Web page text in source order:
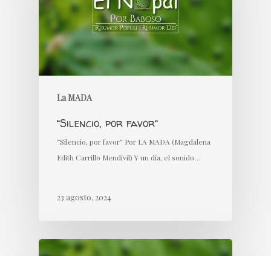
La MADA
“Silencio, por favor”
“Silencio, por favor” Por LA MADA (Magdalena
Edith Carrillo Mendívil) Y un día, el sonido…
23 agosto, 2024